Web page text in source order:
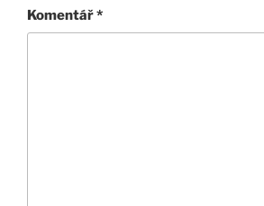
Komentář*